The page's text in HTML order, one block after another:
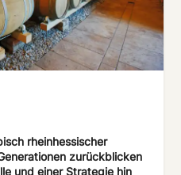
rheinhessischer
zurückblicken
und einer Strategie hin